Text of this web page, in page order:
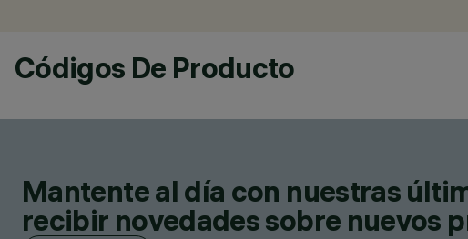
Códigos De Producto
Mantente al día con nuestras
recibir novedades sobre nuevos